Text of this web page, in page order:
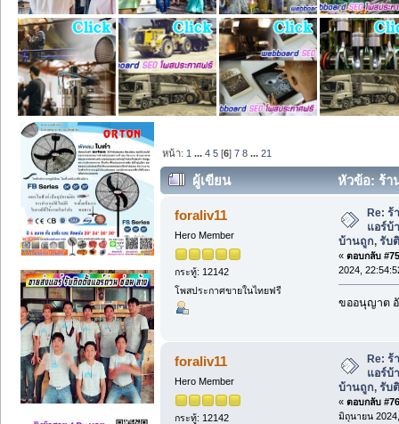
หน้า: 1 ...4 5 [6]7 8 ...21
ผู้เขียน
หัวข้อ: ร้า
บ้านถูก, รับติดตั้งแอร์บ้าน (อ่าน 22877
foraliv11
Hero Member
กระทู้: 12142
โพสประกาศขายในไทยฟรี
Re: ร้
แอร์บ้
บ้านถูก, รับ
« ตอบกลับ
2024,
ขออนุญาต
foraliv11
Hero Member
กระทู้: 12142
Re: ร้
แอร์บ้
บ้านถูก, รับ
« ตอบกลับ
มิถุนายน